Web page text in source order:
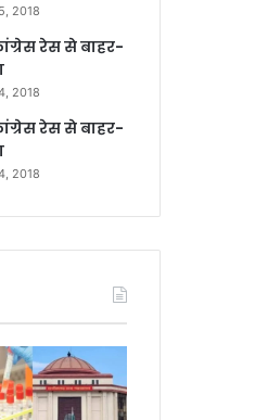
2018
रेस से बाहर-
2018
रेस से बाहर-
2018